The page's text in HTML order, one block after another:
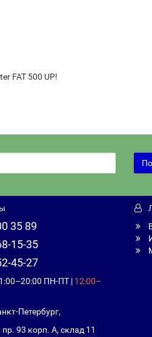
FAT 500 UP!
35 89
15-35
45-27
ПН-ПТ | 12:00–
Петербург,
93 корп. А, склад 11